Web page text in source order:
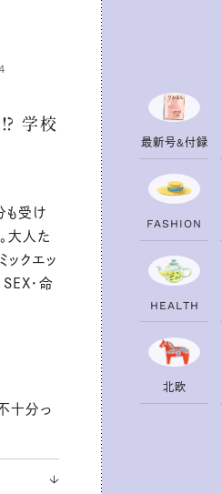
⁉ 学校
も受け
大人た
クエッ
・命
十分っ
最新号&付録
FAS H ION
H EALTH
北欧